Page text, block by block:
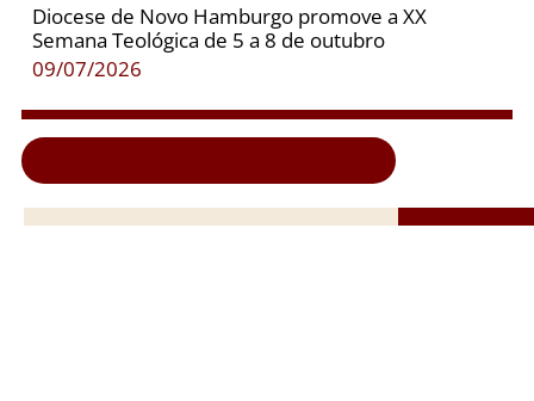
Diocese de Novo Hamburgo promove a XX
Semana Teológica de 5 a 8 de outubro
09/07/2026